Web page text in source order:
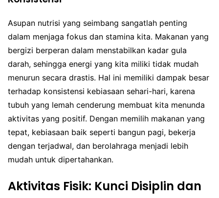
Asupan nutrisi yang seimbang sangatlah penting
dalam menjaga fokus dan stamina kita. Makanan yang
bergizi berperan dalam menstabilkan kadar gula
darah, sehingga energi yang kita miliki tidak mudah
menurun secara drastis. Hal ini memiliki dampak besar
terhadap konsistensi kebiasaan sehari-hari, karena
tubuh yang lemah cenderung membuat kita menunda
aktivitas yang positif. Dengan memilih makanan yang
tepat, kebiasaan baik seperti bangun pagi, bekerja
dengan terjadwal, dan berolahraga menjadi lebih
mudah untuk dipertahankan.
Aktivitas Fisik: Kunci Disiplin dan